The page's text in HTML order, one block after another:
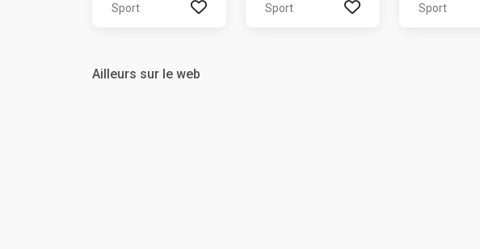
Sport Sport Sport
Ailleurs sur le web